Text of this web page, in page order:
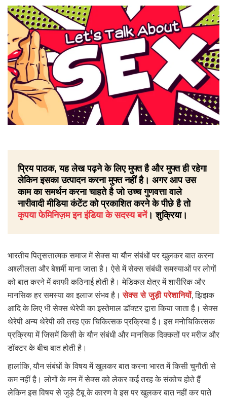
प्रिय पाठक, यह लेख पढ़ने के लिए मुफ्त है और मुफ्त ही रहेगा
लेकिन इसका उत्पादन करना मुफ्त नहीं है। अगर आप उस
काम का समर्थन करना चाहते है जो उच्च गुणवत्ता वाले
नारीवादी मीडिया कंटेंट को प्रकाशित करने के पीछे है तो
कृपया फेमिनिज़म इन इंडिया के सदस्य बनें। शुक्रिया।
भारतीय पितृसत्तात्मक समाज में सेक्स या यौन संबंधों पर खुलकर बात करना
अश्लीलता और बेशर्मी माना जाता है। ऐसे में सेक्स संबंधी समस्याओं पर लोगों
को बात करने में काफी कठिनाई होती है। मेडिकल क्षेत्र में शारीरिक और
मानसिक हर समस्या का इलाज संभव है।सेक्स से जुड़ी परेशानियों, झिझक
आदि के लिए भी सेक्स थेरेपी का इस्तेमाल डॉक्टर द्वारा किया जाता है। सेक्स
थेरेपी अन्य थेरेपी की तरह एक चिकित्सक प्रक्रिया है। इस मनोचिकित्सक
प्रक्रिया में जिसमें किसी के यौन संबंधी और मानसिक दिक्कतों पर मरीज और
डॉक्टर के बीच बात होती है।
हालांकि, यौन संबंधों के विषय में खुलकर बात करना भारत में किसी चुनौती से
कम नहीं है। लोगों के मन में सेक्स को लेकर कई तरह के संकोच होते हैं
लेकिन इस विषय से जुड़े टैबू के कारण वे इस पर खुलकर बात नहीं कर पाते